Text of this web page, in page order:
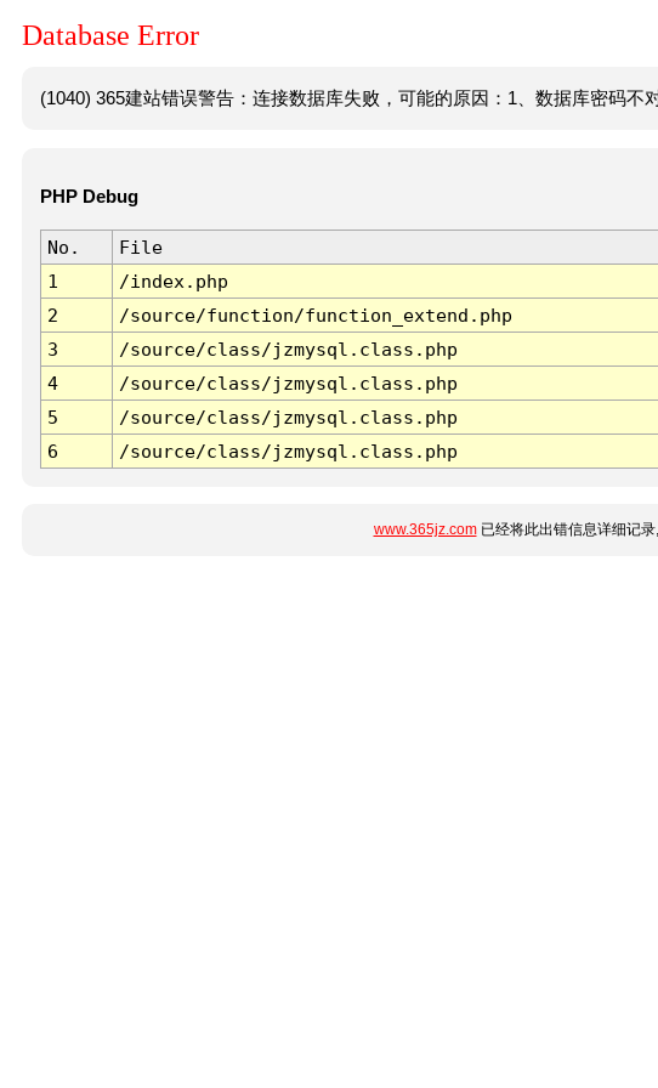
Database Error
(1040) 365建站错误警告：连接数据库失败，可能的原因：1、数据库密码不
PHP Debug
No. File
1
/index.php
2
/source/function/function_extend.php
3
/source/class/jzmysql.class.php
4
/source/class/jzmysql.class.php
5
/source/class/jzmysql.class.php
6
/source/class/jzmysql.class.php
www.365jz.com已经将此出错信息详细记